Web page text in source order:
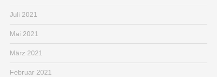
Juli 2021
Mai 2021
März 2021
Februar 2021